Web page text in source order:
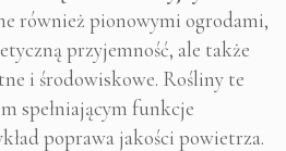
również pionowymi ogrodami,
przyjemność, ale także
i środowiskowe. Rośliny te
spełniającym funkcje
poprawa jakości powietrza.